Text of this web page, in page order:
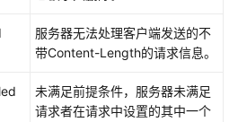
服务器无法处理客户端发送的不
带Content-Length的请求信息。
未满足前提条件，服务器未满足
请求者在请求中设置的其中一个